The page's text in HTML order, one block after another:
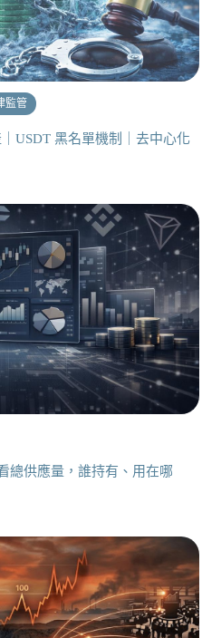
監管
USDT 黑名單機制｜去中心化
總供應量，誰持有、用在哪